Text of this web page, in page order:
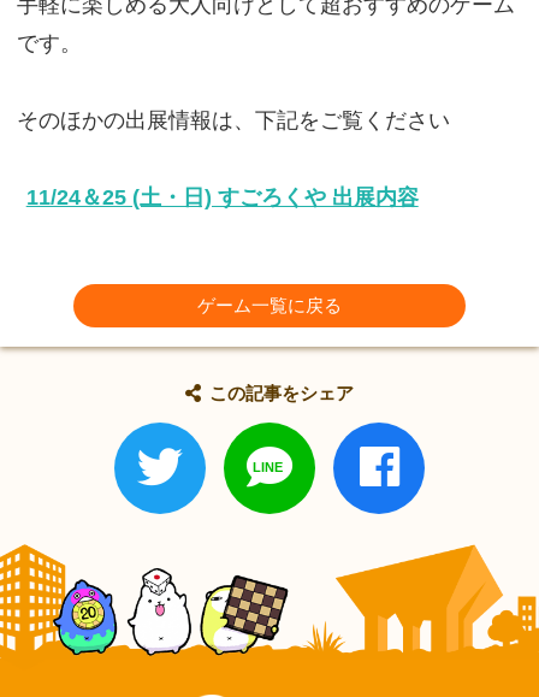
です。
そのほかの出展情報は、下記をご覧ください
11/24＆25 (土・日) すごろくや 出展内容
ゲーム一覧に戻る
この記事をシェア